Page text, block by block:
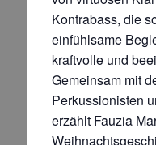
Kontrabass, die
einfühlsame
kraftvolle und
Gemeinsam mit
Perkussionisten
erzählt Fauzia